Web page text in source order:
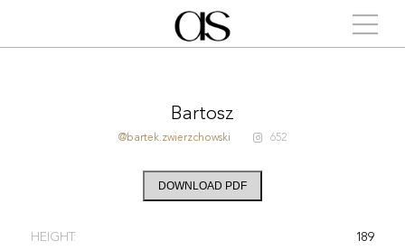
Bartosz
@bartek.zwierzchowski 652
DOWNLOAD PDF
HEIGHT: 189